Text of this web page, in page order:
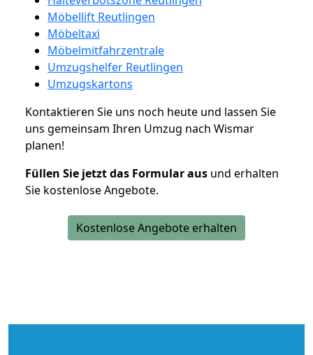
Möbellift Reutlingen
Möbeltaxi
Möbelmitfahrzentrale
Umzugshelfer Reutlingen
Umzugskartons
Kontaktieren Sie uns noch heute und lassen Sie
uns gemeinsam Ihren Umzug nach Wismar
planen!
Füllen Sie jetzt das Formular aus und erhalten
Sie kostenlose Angebote.
Kostenlose Angebote erhalten